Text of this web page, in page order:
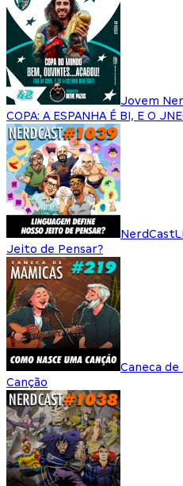
Jovem
COPA: A ESPANHA É BI, E O
NerdCast
Jeito de Pensar?
Caneca de
Canção